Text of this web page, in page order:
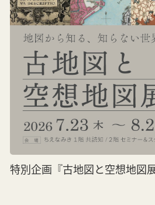
特別企画『古地図と空想地図展